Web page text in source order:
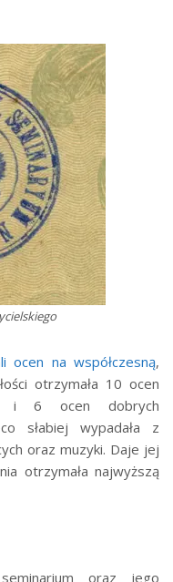
ocen na współczesną,
otrzymała 10 ocen
i 6 ocen dobrych
słabiej wypadała z
oraz muzyki. Daje jej
otrzymała najwyższą
oraz jego